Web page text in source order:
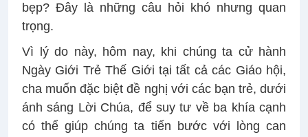
bẹp? Đây là những câu hỏi khó nhưng quan
trọng.
Vì lý do này, hôm nay, khi chúng ta cử hành
Ngày Giới Trẻ Thế Giới tại tất cả các Giáo hội,
cha muốn đặc biệt đề nghị với các bạn trẻ, dưới
ánh sáng Lời Chúa, để suy tư về ba khía cạnh
có thể giúp chúng ta tiến bước với lòng can